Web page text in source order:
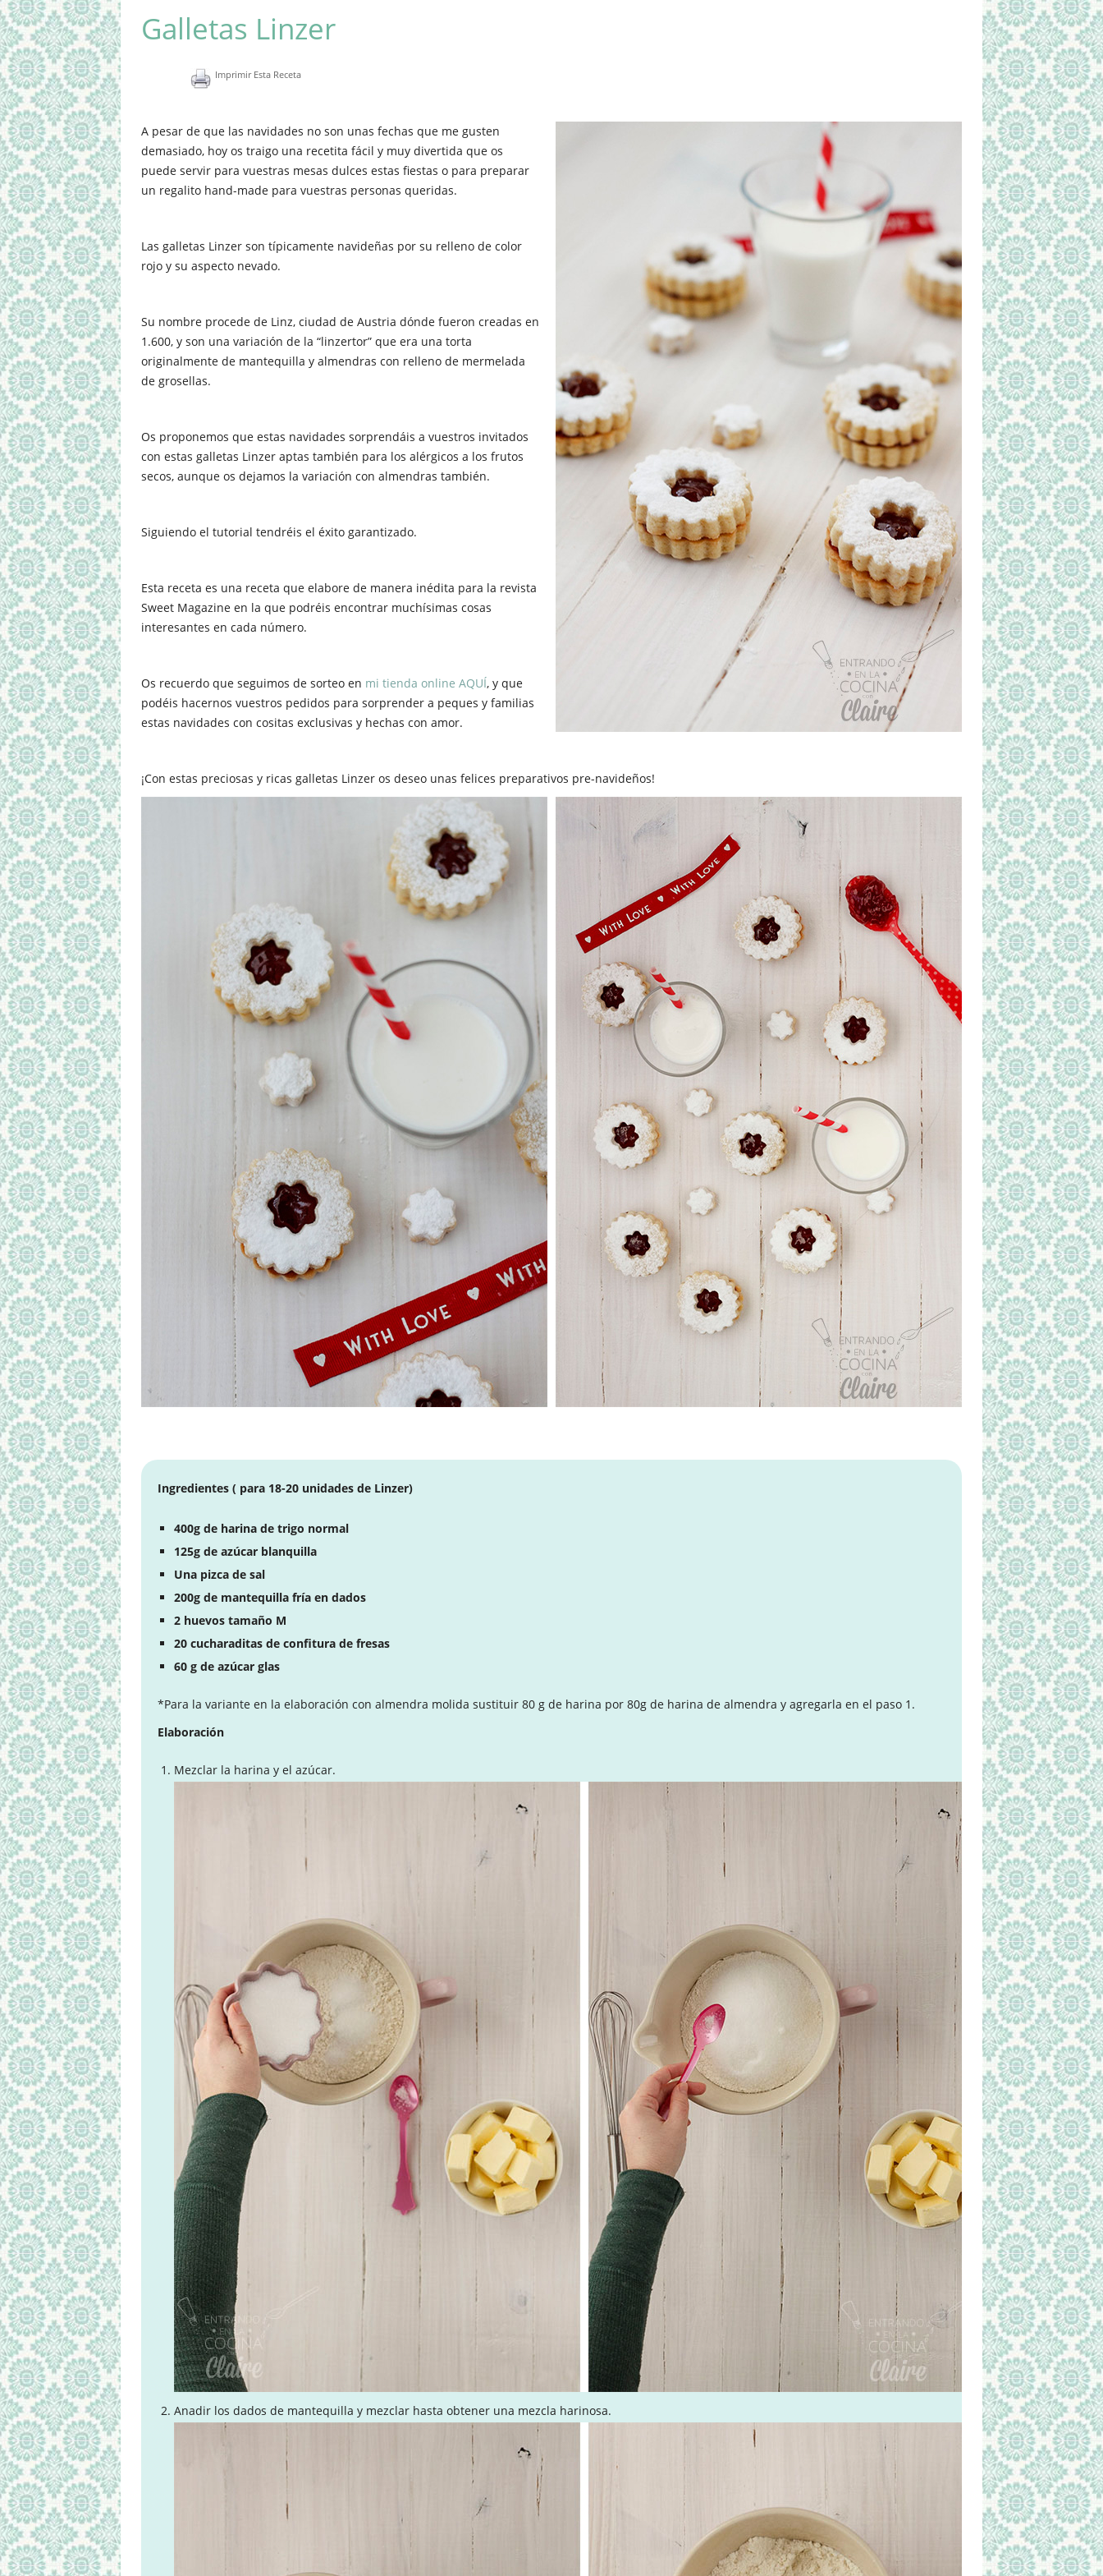
Galletas Linzer
Imprimir Esta Receta
A pesar de que las navidades no son unas fechas que me gusten
demasiado, hoy os traigo una recetita fácil y muy divertida que os
puede servir para vuestras mesas dulces estas fiestas o para preparar
un regalito hand-made para vuestras personas queridas.
Las galletas Linzer son típicamente navideñas por su relleno de color
rojo y su aspecto nevado.
Su nombre procede de Linz, ciudad de Austria dónde fueron creadas en
1.600, y son una variación de la “linzertor” que era una torta
originalmente de mantequilla y almendras con relleno de mermelada
de grosellas.
Os proponemos que estas navidades sorprendáis a vuestros invitados
con estas galletas Linzer aptas también para los alérgicos a los frutos
secos, aunque os dejamos la variación con almendras también.
Siguiendo el tutorial tendréis el éxito garantizado.
Esta receta es una receta que elabore de manera inédita para la revista
Sweet Magazine en la que podréis encontrar muchísimas cosas
interesantes en cada número.
Os recuerdo que seguimos de sorteo en mi tienda online AQUÍ, y que
podéis hacernos vuestros pedidos para sorprender a peques y familias
estas navidades con cositas exclusivas y hechas con amor.
¡Con estas preciosas y ricas galletas Linzer os deseo unas felices preparativos pre-navideños!
Ingredientes ( para 18-20 unidades de Linzer)
400g de harina de trigo normal
125g de azúcar blanquilla
Una pizca de sal
200g de mantequilla fría en dados
2 huevos tamaño M
20 cucharaditas de confitura de fresas
60 g de azúcar glas
*Para la variante en la elaboración con almendra molida sustituir 80 g de harina por 80g de harina de almendra y agregarla en el paso 1.
Elaboración
Mezclar la harina y el azúcar.
Anadir los dados de mantequilla y mezclar hasta obtener una mezcla harinosa.